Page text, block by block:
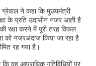
ने कहा कि मुख्यमंत्री
के प्रति उदासीन नजर आती है
रक्षा करने में पूरी तरह विफल
को नजरअंदाज किया जा रहा है
रह गया है।
वह आपराधिक गतिविधियों पर